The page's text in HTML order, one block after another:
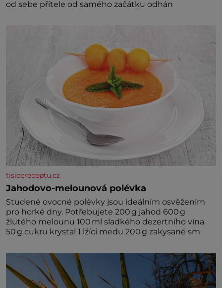
od sebe přítele od samého začátku odhán
tisicereceptu.cz
Jahodovo-melounová polévka
Studené ovocné polévky jsou ideálním osvěžením
pro horké dny. Potřebujete 200 g jahod 600 g
žlutého melounu 100 ml sladkého dezertního vína
50 g cukru krystal 1 lžíci medu 200 g zakysané sm